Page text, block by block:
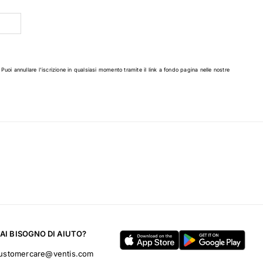
annullare l'iscrizione in qualsiasi momento tramite il link a fondo pagina nelle nostre
BISOGNO DI AIUTO?